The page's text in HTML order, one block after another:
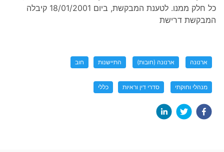
כל חלק ממנו. לטענת המבקשת, ביום 18/01/2001 קיבלה
המבקשת דרישת
ארנונה ארנונה (חובות) התיישנות חוב
מנהלי וחוקתי סדרי דין וראיות כללי